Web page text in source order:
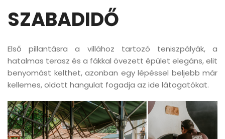
SZABADIDŐ
Első pillantásra a villához tartozó teniszpályák, a
hatalmas terasz és a fákkal övezett épület elegáns, elit
benyomást kelthet, azonban egy lépéssel beljebb már
kellemes, oldott hangulat fogadja az ide látogatókat.